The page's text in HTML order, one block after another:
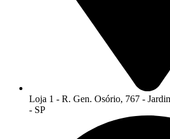
Loja 1 - R. Gen. Osório, 767 -
- SP